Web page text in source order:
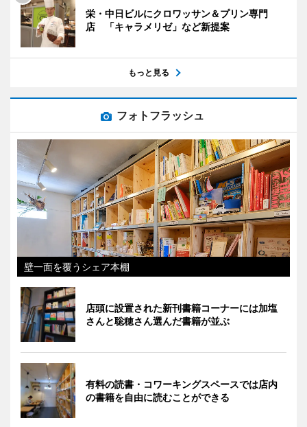
栄・中日ビルにクロワッサン＆プリン専門
店 「キャラメリゼ」など新提案
もっと見る
フォトフラッシュ
壁一面を覆うシェア本棚
店頭に設置された新刊書籍コーナーには加塩
さんと聡穂さん選んだ書籍が並ぶ
有料の読書・コワーキングスペースでは店内
の書籍を自由に読むことができる